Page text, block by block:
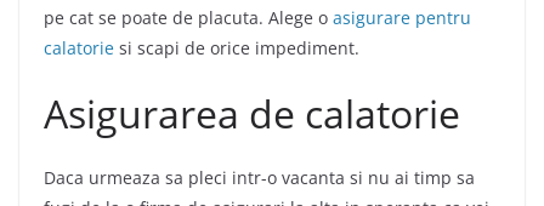
pe cat se poate de placuta. Alege o asigurare pentru
calatorie si scapi de orice impediment.
Asigurarea de calatorie
Daca urmeaza sa pleci intr-o vacanta si nu ai timp sa